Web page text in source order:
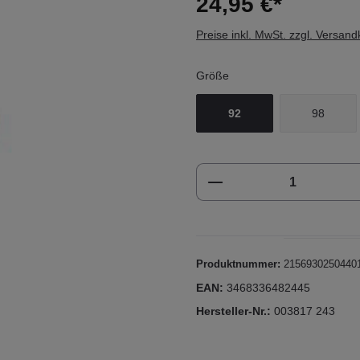
Preise inkl. MwSt. zzgl.
Größe
92 98
Produkt Anzahl:
Produktnummer:
EAN: 3468336482445
Hersteller-Nr.: 003817 243